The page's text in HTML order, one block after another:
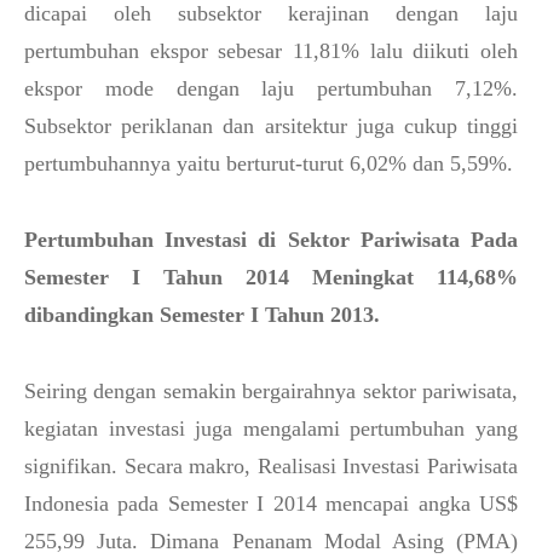
dicapai oleh subsektor kerajinan dengan laju
pertumbuhan ekspor sebesar 11,81% lalu diikuti oleh
ekspor mode dengan laju pertumbuhan 7,12%.
Subsektor periklanan dan arsitektur juga cukup tinggi
pertumbuhannya yaitu berturut-turut 6,02% dan 5,59%.
Pertumbuhan Investasi di Sektor Pariwisata Pada
Semester I Tahun 2014 Meningkat 114,68%
dibandingkan Semester I Tahun 2013.
Seiring dengan semakin bergairahnya sektor pariwisata,
kegiatan investasi juga mengalami pertumbuhan yang
signifikan. Secara makro, Realisasi Investasi Pariwisata
Indonesia pada Semester I 2014 mencapai angka US$
255,99 Juta. Dimana Penanam Modal Asing (PMA)